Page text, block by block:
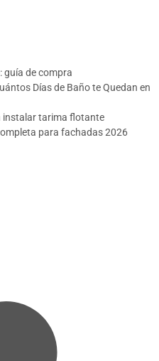
guía de compra
Días de Baño te Quedan en
instalar tarima flotante
para fachadas 2026